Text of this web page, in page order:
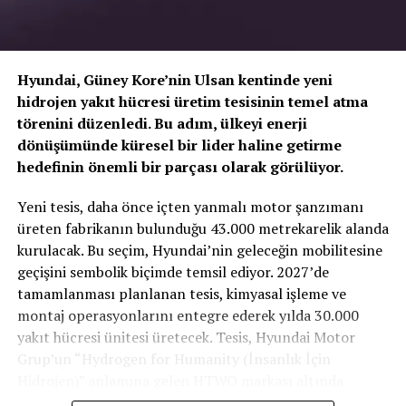
Sport ile Yere Basıyor
Türkiye’nin otomobiliTOGG T10Xgibi yüksek tork
değerlerine sahip elektrikli araçlarda, lastiğin zemine
tutunma kabiliyeti çok daha kritiktir.E-carturkiyeekibi
olarak bizzat deneyimlediğimizPetlas Snowmaster 2
Sport, performans odaklı yapısıyla elektrikli araçların
Hyundai, Güney Kore’nin Ulsan kentinde yeni
hidrojen yakıt hücresi üretim tesisinin temel atma
törenini düzenledi. Bu adım, ülkeyi enerji
dönüşümünde küresel bir lider haline getirme
hedefinin önemli bir parçası olarak görülüyor.
Yeni tesis, daha önce içten yanmalı motor şanzımanı
üreten fabrikanın bulunduğu 43.000 metrekarelik alanda
kurulacak. Bu seçim, Hyundai’nin geleceğin mobilitesine
geçişini sembolik biçimde temsil ediyor. 2027’de
tamamlanması planlanan tesis, kimyasal işleme ve
montaj operasyonlarını entegre ederek yılda 30.000
yakıt hücresi ünitesi üretecek. Tesis, Hyundai Motor
Grup’un “Hydrogen for Humanity (İnsanlık İçin